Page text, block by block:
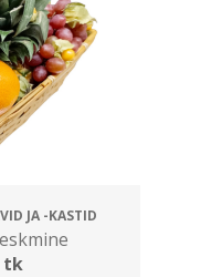
JA -KASTID